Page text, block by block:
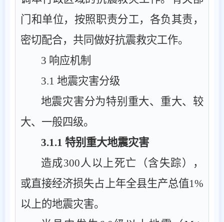
门 和单位， 按照职责分工，各负其责，
密切配合，共同做好抗震救灾工作。
3 响应机制
3.1 地震灾害分级
地震灾害分为特别重大、重大、较
大、一般四级。
3.1.1 特别重大地震灾害
造成300 人以上死亡（含失踪），
或直接经济损失占上年全县生产总值1%
以上的地震灾害。